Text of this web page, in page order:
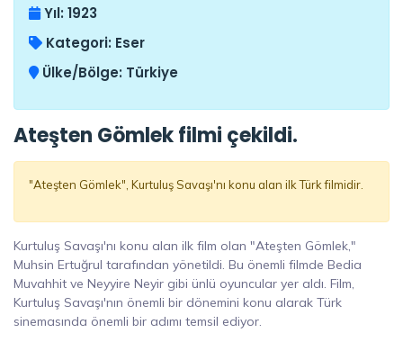
Yıl: 1923
Kategori: Eser
Ülke/Bölge: Türkiye
Ateşten Gömlek filmi çekildi.
"Ateşten Gömlek", Kurtuluş Savaşı'nı konu alan ilk Türk filmidir.
Kurtuluş Savaşı'nı konu alan ilk film olan "Ateşten Gömlek,"
Muhsin Ertuğrul tarafından yönetildi. Bu önemli filmde Bedia
Muvahhit ve Neyyire Neyir gibi ünlü oyuncular yer aldı. Film,
Kurtuluş Savaşı'nın önemli bir dönemini konu alarak Türk
sinemasında önemli bir adımı temsil ediyor.